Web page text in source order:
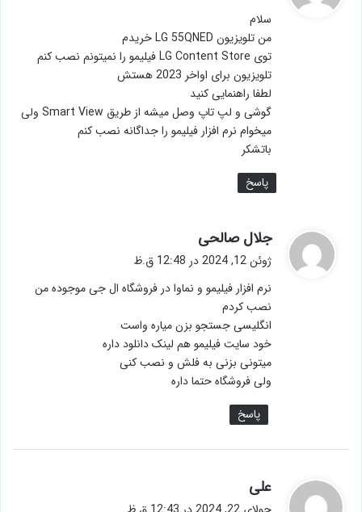
:سلام
من تلویزیون LG 55QNED خریدم
توی LG Content Store فیلیمو را نمیتونم نصب کنم
تلویزیون برای اواخر 2023 هستش
لطفا راهنمایی کنید
گوشی و لپ تاپ وصل میشه از طریق Smart View ولی
میخوام نرم افزار فیلیمو را جداگانه نصب کنم
باتشکر
پاسخ
جلال صالحی
ف
:
ژوئن 12, 2024 در 12:48 ق.ظ
نرم افزار فیلیمو و نماوا در فروشگاه ال جی موجوده من
نصب کردم
انگلیسی جستجو بزن میاره واست
خود سایت فیلیمو هم لینک دانلود داره
میتونی بزنی به فلش و نصب کنی
ولی فروشگاه حتما داره
پاسخ
علی